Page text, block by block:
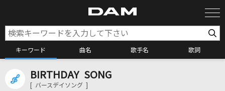
キーワード 曲名 歌手名 歌詞
カラオケ検索
BIRTHDAY SONG
[ バースデイソング ]